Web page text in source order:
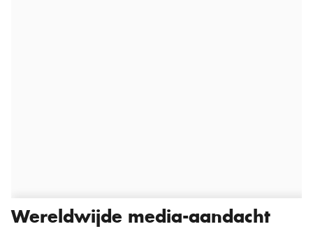
Wereldwijde media-aandacht